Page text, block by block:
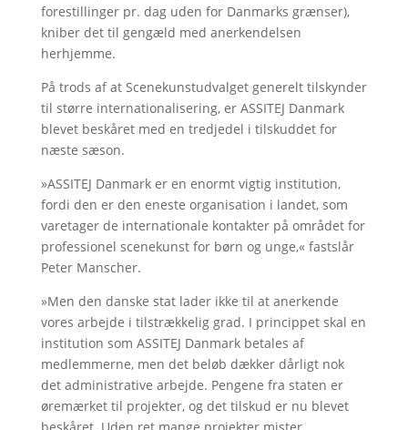
forestillinger pr. dag uden for Danmarks grænser),
kniber det til gengæld med anerkendelsen
herhjemme.
På trods af at Scenekunstudvalget generelt tilskynder
til større internationalisering, er ASSITEJ Danmark
blevet beskåret med en tredjedel i tilskuddet for
næste sæson.
»ASSITEJ Danmark er en enormt vigtig institution,
fordi den er den eneste organisation i landet, som
varetager de internationale kontakter på området for
professionel scenekunst for børn og unge,« fastslår
Peter Manscher.
»Men den danske stat lader ikke til at anerkende
vores arbejde i tilstrækkelig grad. I princippet skal en
institution som ASSITEJ Danmark betales af
medlemmerne, men det beløb dækker dårligt nok
det administrative arbejde. Pengene fra staten er
øremærket til projekter, og det tilskud er nu blevet
beskåret. Uden ret mange projekter mister